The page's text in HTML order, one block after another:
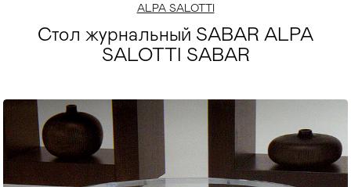
ALPA SALOTTI
Стол журнальный SABAR ALPA
SALOTTI SABAR